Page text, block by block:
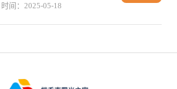
时间：2025-05-18